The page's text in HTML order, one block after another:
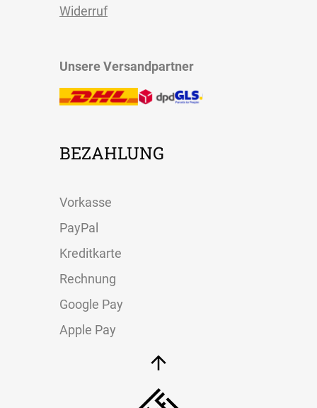
Widerruf
Unsere Versandpartner
BEZAHLUNG
Vorkasse
PayPal
Kreditkarte
Rechnung
Google Pay
Apple Pay